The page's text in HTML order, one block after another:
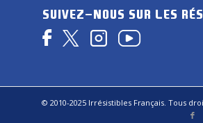
SUIVEZ-NOUS SUR LES
© 2010-2025 Irrésistibles Français. Tous